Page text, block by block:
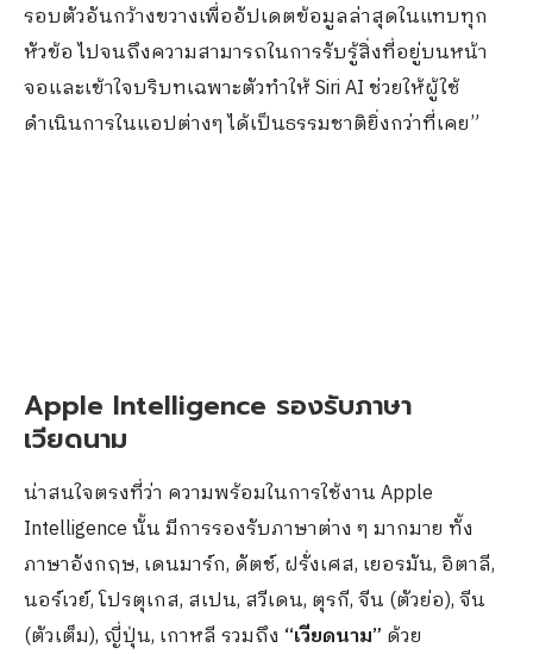
รอบตัวอันกว้างขวางเพื่ออัปเดตข้อมูลล่าสุดในแทบทุก
หัวข้อ ไปจนถึงความสามารถในการรับรู้สิ่งที่อยู่บนหน้า
จอและเข้าใจบริบทเฉพาะตัวทำให้ Siri AI ช่วยให้ผู้ใช้
ดำเนินการในแอปต่างๆ ได้เป็นธรรมชาติยิ่งกว่าที่เคย”
Apple Intelligence รองรับภาษา
เวียดนาม
น่าสนใจตรงที่ว่า ความพร้อมในการใช้งาน Apple
Intelligence นั้น มีการรองรับภาษาต่าง ๆ มากมาย ทั้ง
ภาษาอังกฤษ, เดนมาร์ก, ดัตช์, ฝรั่งเศส, เยอรมัน, อิตาลี,
นอร์เวย์, โปรตุเกส, สเปน, สวีเดน, ตุรกี, จีน (ตัวย่อ), จีน
(ตัวเต็ม), ญี่ปุ่น, เกาหลี รวมถึง “เวียดนาม” ด้วย